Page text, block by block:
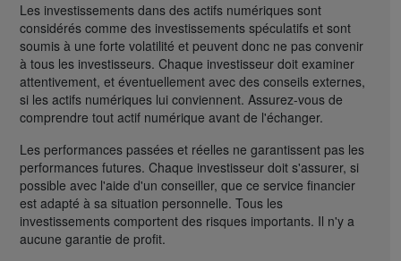
Les investissements dans des actifs numériques sont
considérés comme des investissements spéculatifs et sont
soumis à une forte volatilité et peuvent donc ne pas convenir
à tous les investisseurs. Chaque investisseur doit examiner
attentivement, et éventuellement avec des conseils externes,
si les actifs numériques lui conviennent. Assurez-vous de
comprendre tout actif numérique avant de l'échanger.
Les performances passées et réelles ne garantissent pas les
performances futures. Chaque investisseur doit s'assurer, si
possible avec l'aide d'un conseiller, que ce service financier
est adapté à sa situation personnelle. Tous les
investissements comportent des risques importants. Il n'y a
aucune garantie de profit.